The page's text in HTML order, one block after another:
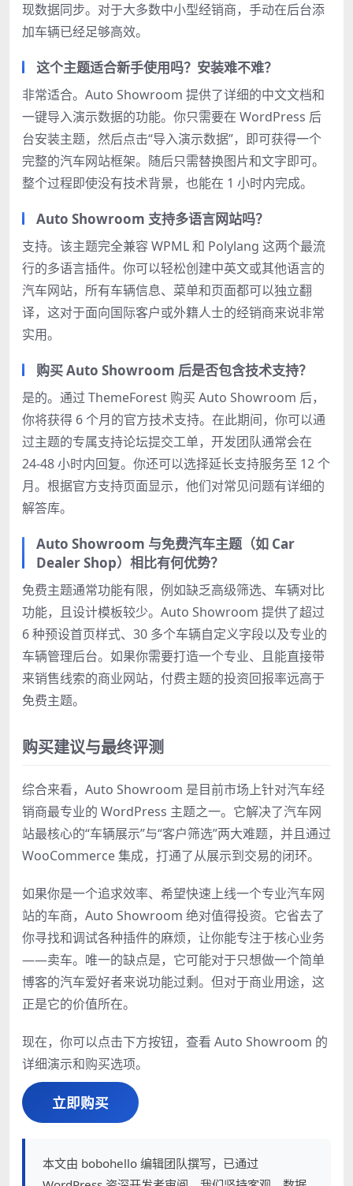
现数据同步。对于大多数中小型经销商，手动在后台添
加车辆已经足够高效。
这个主题适合新手使用吗？安装难不难？
非常适合。Auto Showroom 提供了详细的中文文档和
一键导入演示数据的功能。你只需要在 WordPress 后
台安装主题，然后点击“导入演示数据”，即可获得一个
完整的汽车网站框架。随后只需替换图片和文字即可。
整个过程即使没有技术背景，也能在 1 小时内完成。
Auto Showroom 支持多语言网站吗？
支持。该主题完全兼容 WPML 和 Polylang 这两个最流
行的多语言插件。你可以轻松创建中英文或其他语言的
汽车网站，所有车辆信息、菜单和页面都可以独立翻
译，这对于面向国际客户或外籍人士的经销商来说非常
实用。
购买 Auto Showroom 后是否包含技术支持？
是的。通过 ThemeForest 购买 Auto Showroom 后，
你将获得 6 个月的官方技术支持。在此期间，你可以通
过主题的专属支持论坛提交工单，开发团队通常会在
24-48 小时内回复。你还可以选择延长支持服务至 12 个
月。根据官方支持页面显示，他们对常见问题有详细的
解答库。
Auto Showroom 与免费汽车主题（如 Car
Dealer Shop）相比有何优势？
免费主题通常功能有限，例如缺乏高级筛选、车辆对比
功能，且设计模板较少。Auto Showroom 提供了超过
6 种预设首页样式、30 多个车辆自定义字段以及专业的
车辆管理后台。如果你需要打造一个专业、且能直接带
来销售线索的商业网站，付费主题的投资回报率远高于
免费主题。
购买建议与最终评测
综合来看，Auto Showroom 是目前市场上针对汽车经
销商最专业的 WordPress 主题之一。它解决了汽车网
站最核心的“车辆展示”与“客户筛选”两大难题，并且通过
WooCommerce 集成，打通了从展示到交易的闭环。
如果你是一个追求效率、希望快速上线一个专业汽车网
站的车商，Auto Showroom 绝对值得投资。它省去了
你寻找和调试各种插件的麻烦，让你能专注于核心业务
——卖车。唯一的缺点是，它可能对于只想做一个简单
博客的汽车爱好者来说功能过剩。但对于商业用途，这
正是它的价值所在。
现在，你可以点击下方按钮，查看 Auto Showroom 的
详细演示和购买选项。
立即购买
本文由 bobohello 编辑团队撰写，已通过